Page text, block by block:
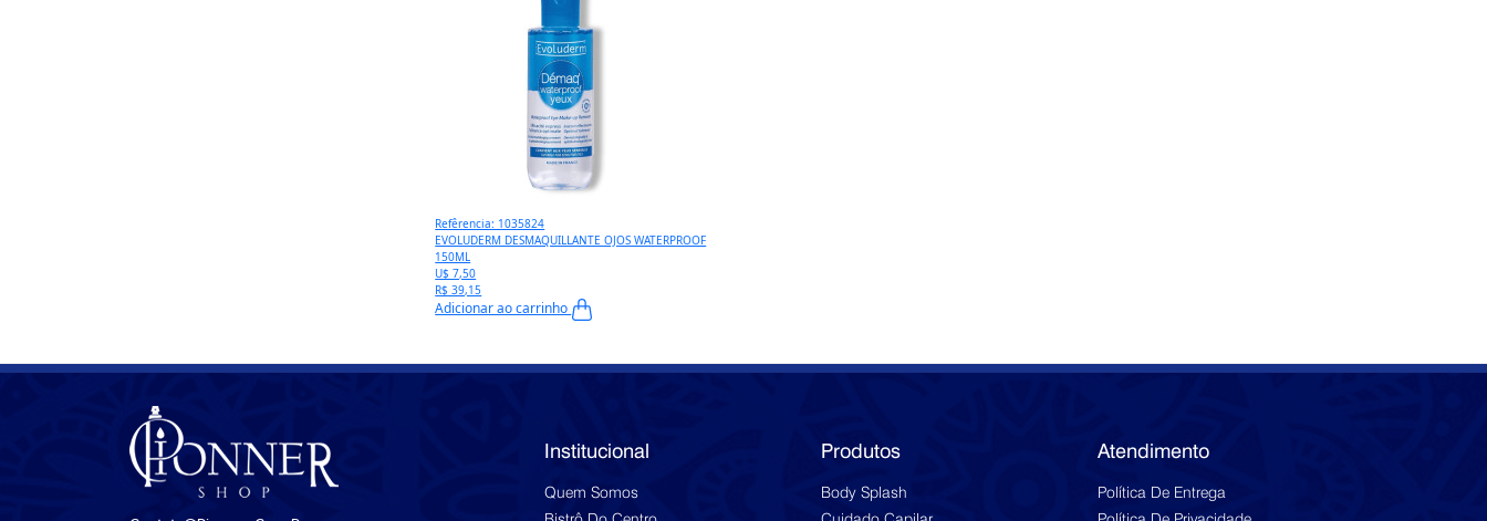
Refêrencia: 1035824
EVOLUDERM DESMAQUILLANTE OJOS WATERPROOF
150ML
U$ 7,50
R$ 39,15
Adicionar ao carrinho
Institucional
Quem Somos
Produtos
Body Splash
Atendimento
Política De Entrega